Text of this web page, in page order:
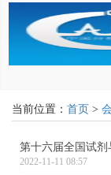
当前位置： 首页 >
第十六届全国试
2022-11-11 08:57